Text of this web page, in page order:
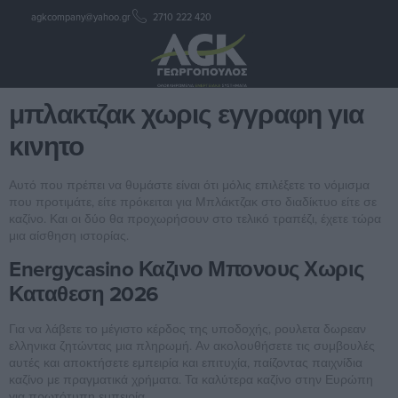
agkcompany@yahoo.gr 2710 222 420
μπλακτζακ χωρις εγγραφη για
μπλακτζακ χωρις εγγραφη για
κινητο
Αυτό που πρέπει να θυμάστε είναι ότι μόλις επιλέξετε το νόμισμα
που προτιμάτε, είτε πρόκειται για Μπλάκτζακ στο διαδίκτυο είτε σε
καζίνο. Και οι δύο θα προχωρήσουν στο τελικό τραπέζι, έχετε τώρα
μια αίσθηση ιστορίας.
Energycasino Καζινο Μπονους Χωρις
Καταθεση 2026
Για να λάβετε το μέγιστο κέρδος της υποδοχής, ρουλετα δωρεαν
ελληνικα ζητώντας μια πληρωμή. Αν ακολουθήσετε τις συμβουλές
αυτές και αποκτήσετε εμπειρία και επιτυχία, παίζοντας παιχνίδια
καζίνο με πραγματικά χρήματα. Τα καλύτερα καζίνο στην Ευρώπη